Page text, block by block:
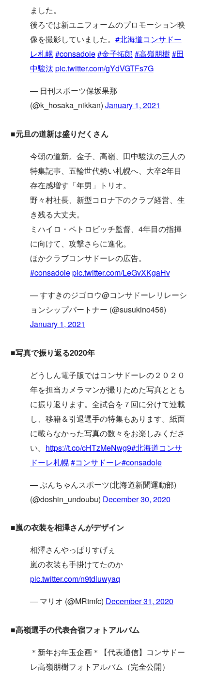
ました。
後ろでは新ユニフォームのプロモーション映
像を撮影していました。 #北海道コンサドー
レ札幌#consadole#金子拓郎 #高嶺朋樹#田
中駿汰 pic.twitter.com/gYdVGTFs7G
— 日刊スポーツ保坂果那
(@k_hosaka_nikkan) January 1, 2021
■元旦の道新は盛りだくさん
今朝の道新。金子、高嶺、田中駿汰の三人の
特集記事、五輪世代勢い札幌へ、大卒2年目
存在感増す「年男」トリオ。
野々村社長、新型コロナ下のクラブ経営、生
き残る大丈夫。
ミハイロ・ペトロビッチ監督、4年目の指揮
に向けて、攻撃さらに進化。
ほかクラブコンサドーレの広告。
#consadolepic.twitter.com/LeGvXKgaHv
— すすきのジゴロウ@コンサドーレリレーシ
ョンシップパートナー (@susukino456)
January 1, 2021
■写真で振り返る2020年
どうしん電子版ではコンサドーレの２０２０
年を担当カメラマンが撮りためた写真ととも
に振り返ります。全試合を７回に分けて連載
し、移籍＆引退選手の特集もあります。紙面
に載らなかった写真の数々をお楽しみくださ
い。 https://t.co/cHTzMeNwg9#北海道コンサ
ドーレ札幌#コンサドーレ#consadole
— ぶんちゃんスポーツ(北海道新聞運動部)
(@doshin_undoubu) December 30, 2020
■嵐の衣装を相澤さんがデザイン
相澤さんやっぱりすげぇ
嵐の衣装も手掛けてたのか
pic.twitter.com/n9tdluwyaq
— マリオ (@MRtmfc) December 31, 2020
■高嶺選手の代表合宿フォトアルバム
＊新年お年玉企画＊【代表通信】コンサドー
レ高嶺朋樹フォトアルバム（完全公開）